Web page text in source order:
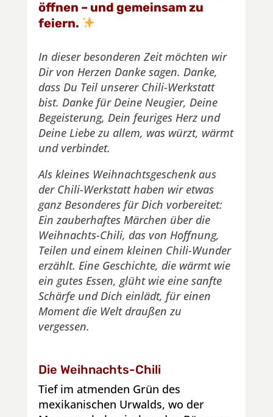
öffnen – und gemeinsam zu
feiern.
In dieser besonderen Zeit möchten wir
Dir von Herzen Danke sagen. Danke,
dass Du Teil unserer Chili-Werkstatt
bist. Danke für Deine Neugier, Deine
Begeisterung, Dein feuriges Herz und
Deine Liebe zu allem, was würzt, wärmt
und verbindet.
Als kleines Weihnachtsgeschenk aus
der Chili-Werkstatt haben wir etwas
ganz Besonderes für Dich vorbereitet:
Ein zauberhaftes Märchen über die
Weihnachts-Chili, das von Hoffnung,
Teilen und einem kleinen Chili-Wunder
erzählt. Eine Geschichte, die wärmt wie
ein gutes Essen, glüht wie eine sanfte
Schärfe und Dich einlädt, für einen
Moment die Welt draußen zu
vergessen.
Die Weihnachts-Chili
Tief im atmenden Grün des
mexikanischen Urwalds, wo der